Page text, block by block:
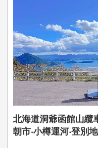
北海道洞爺函館山纜
朝市‧小樽運河‧登別